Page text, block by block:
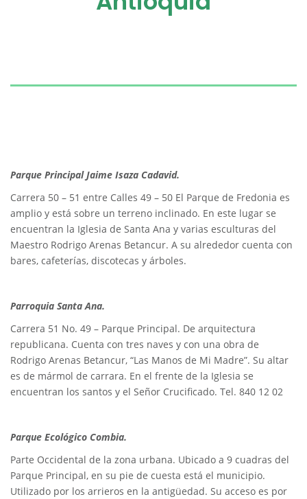
Parque Principal Jaime Isaza Cadavid.
Carrera 50 – 51 entre Calles 49 – 50 El Parque de Fredonia es
amplio y está sobre un terreno inclinado. En este lugar se
encuentran la Iglesia de Santa Ana y varias esculturas del
Maestro Rodrigo Arenas Betancur. A su alrededor cuenta con
bares, cafeterías, discotecas y árboles.
Parroquia Santa Ana.
Carrera 51 No. 49 – Parque Principal. De arquitectura
republicana. Cuenta con tres naves y con una obra de
Rodrigo Arenas Betancur, “Las Manos de Mi Madre”. Su altar
es de mármol de carrara. En el frente de la Iglesia se
encuentran los santos y el Señor Crucificado. Tel. 840 12 02
Parque Ecológico Combia.
Parte Occidental de la zona urbana. Ubicado a 9 cuadras del
Parque Principal, en su pie de cuesta está el municipio.
Utilizado por los arrieros en la antigüedad. Su acceso es por